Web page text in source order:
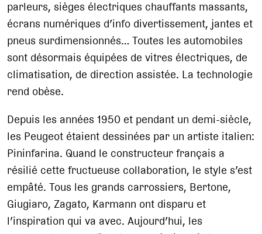
parleurs, sièges électriques chauffants massants,
écrans numériques d’info divertissement, jantes et
pneus surdimensionnés… Toutes les automobiles
sont désormais équipées de vitres électriques, de
climatisation, de direction assistée. La technologie
rend obèse.
Depuis les années 1950 et pendant un demi-siècle,
les Peugeot étaient dessinées par un artiste italien:
Pininfarina. Quand le constructeur français a
résilié cette fructueuse collaboration, le style s’est
empâté. Tous les grands carrossiers, Bertone,
Giugiaro, Zagato, Karmann ont disparu et
l’inspiration qui va avec. Aujourd’hui, les